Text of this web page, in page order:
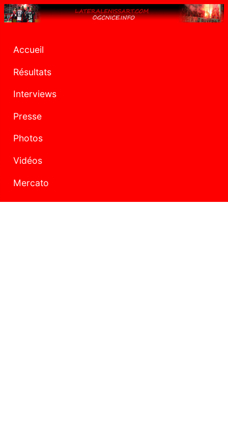
Accueil
Résultats
Interviews
Presse
Photos
Vidéos
Mercato